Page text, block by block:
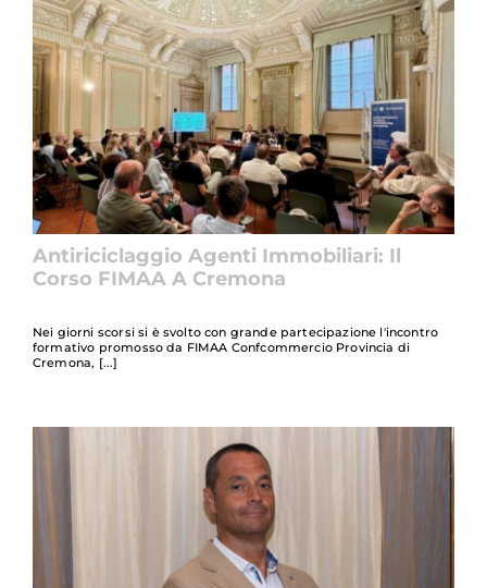
Antiriciclaggio Agenti Immobiliari: Il
Corso FIMAA A Cremona
Nei giorni scorsi si è svolto con grande partecipazione l'incontro
formativo promosso da FIMAA Confcommercio Provincia di
Cremona,